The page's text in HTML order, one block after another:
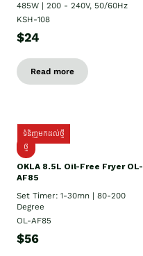
485W | 200 - 240V, 50/60Hz
KSH-108
$24
Read more
ទំនិញមកដល់ថ្មី
ថ្មី
OKLA 8.5L Oil-Free Fryer OL-
AF85
Set Timer: 1-30mn | 80-200
Degree
OL-AF85
$56